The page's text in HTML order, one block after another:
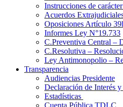
Instrucciones de
Acuerdos
Oposiciones Artículo
Informes Ley N°19.733
C.Preventiva Central –
C.Resolutiva –
Ley Antimonopolio –
Transparencia
Audiencias Presidente
Declaración de Interés
Estadísticas
Cuenta Pública TDLC